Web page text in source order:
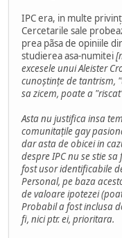
IPC era, in multe
Cercetarile sale
prea pãsa de opiniile
studierea asa-numitei
excesele unui Aleister
cunoștințe de tantrism,
sa zicem, poate a
Asta nu justifica insa
comunitațile gay
dar asta de obicei in
despre IPCnu se stie sa
fost usor identificabile
Personal, pe baza
de valoare ipotezei
Probabil a fost inclusa
fi, nici ptr. ei, prioritara.